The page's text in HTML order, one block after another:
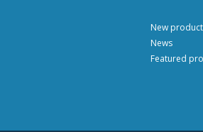
New
News
Featured